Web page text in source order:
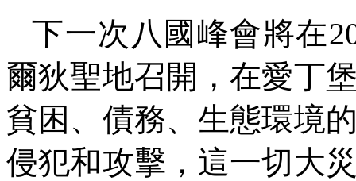
下一次八國峰會將在
爾狄聖地召開，在愛丁
貧困、債務、生態環境
侵犯和攻擊，這一切大